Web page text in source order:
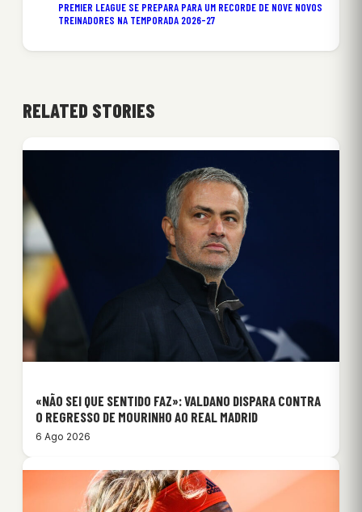
PREMIER LEAGUE SE PREPARA PARA UM RECORDE DE NOVE NOVOS
TREINADORES NA TEMPORADA 2026-27
RELATED STORIES
«NÃO SEI QUE SENTIDO FAZ»: VALDANO DISPARA CONTRA
O REGRESSO DE MOURINHO AO REAL MADRID
6 Ago 2026